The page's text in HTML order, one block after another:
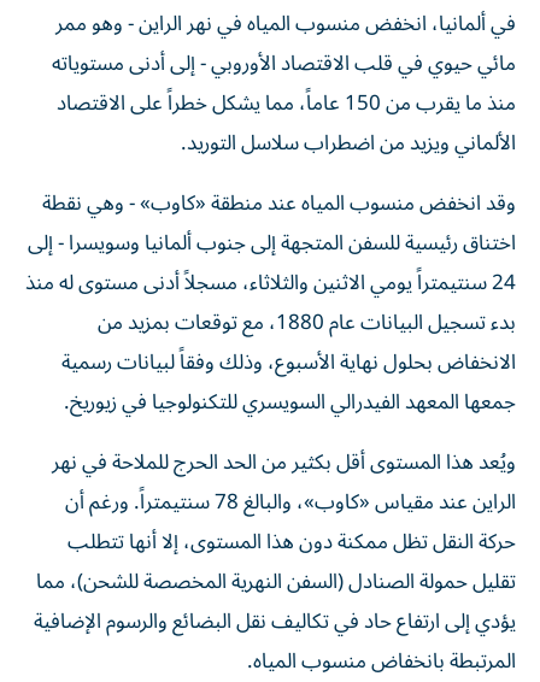
في ألمانيا، انخفض منسوب المياه في نهر الراين - وهو ممر
مائي حيوي في قلب الاقتصاد الأوروبي - إلى أدنى مستوياته
منذ ما يقرب من 150 عاماً، مما يشكل خطراً على الاقتصاد
الألماني ويزيد من اضطراب سلاسل التوريد.
وقد انخفض منسوب المياه عند منطقة «كاوب» - وهي نقطة
اختناق رئيسية للسفن المتجهة إلى جنوب ألمانيا وسويسرا - إلى
24 سنتيمتراً يومي الاثنين والثلاثاء، مسجلاً أدنى مستوى له منذ
بدء تسجيل البيانات عام 1880، مع توقعات بمزيد من
الانخفاض بحلول نهاية الأسبوع، وذلك وفقاً لبيانات رسمية
جمعها المعهد الفيدرالي السويسري للتكنولوجيا في زيوريخ.
ويُعد هذا المستوى أقل بكثير من الحد الحرج للملاحة في نهر
الراين عند مقياس «كاوب»، والبالغ 78 سنتيمتراً. ورغم أن
حركة النقل تظل ممكنة دون هذا المستوى، إلا أنها تتطلب
تقليل حمولة الصنادل (السفن النهرية المخصصة للشحن)، مما
يؤدي إلى ارتفاع حاد في تكاليف نقل البضائع والرسوم الإضافية
المرتبطة بانخفاض منسوب المياه.